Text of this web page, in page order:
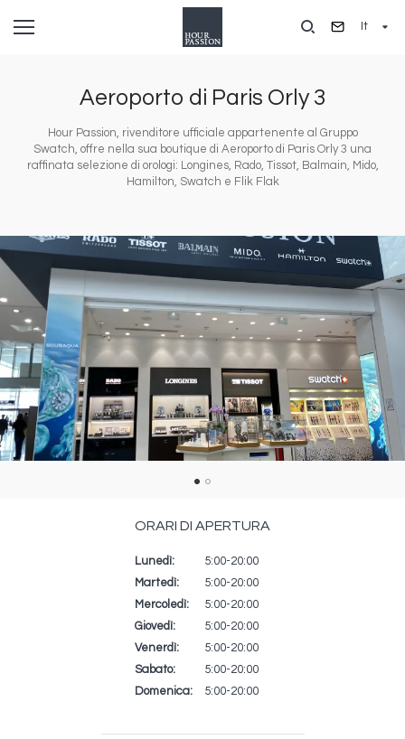
It
Aeroporto di Paris Orly 3
Hour Passion, rivenditore ufficiale appartenente al Gruppo
Swatch, offre nella sua boutique di Aeroporto di Paris Orly 3 una
raffinata selezione di orologi: Longines, Rado, Tissot, Balmain, Mido,
Hamilton, Swatch e Flik Flak
Immagine
ORARI DI APERTURA
Giorno
Time
slot
Commento
Lunedì:
5:00-20:00
Martedì:
5:00-20:00
Mercoledì:
5:00-20:00
Giovedì:
5:00-20:00
Venerdì:
5:00-20:00
Sabato:
5:00-20:00
Domenica:
5:00-20:00